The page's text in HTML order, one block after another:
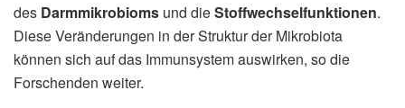
des Darmmikrobioms und dieStoffwechselfunktionen.
Diese Veränderungen in der Struktur der Mikrobiota
können sich auf das Immunsystem auswirken, so die
Forschenden weiter.